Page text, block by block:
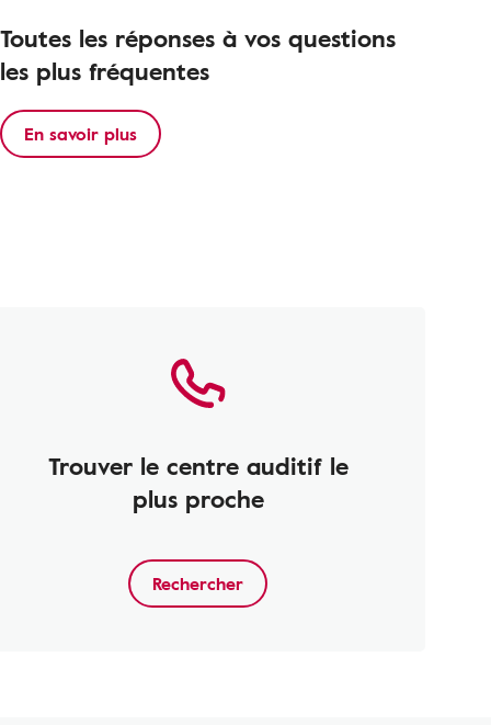
Toutes les réponses à vos questions
les plus fréquentes
En savoir plus
Trouver le centre auditif le
plus proche
Rechercher